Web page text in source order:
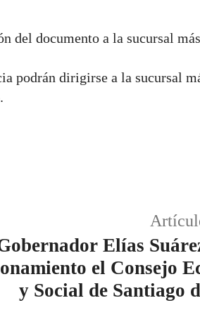
del documento a la sucursal
podrán dirigirse a la sucursal
Elías
el Consejo
y Social de Santiago